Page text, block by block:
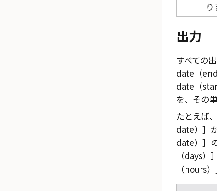
出力
すべての
date（
date（
を、その
たとえば、
date）
date）
（days）
（hours）